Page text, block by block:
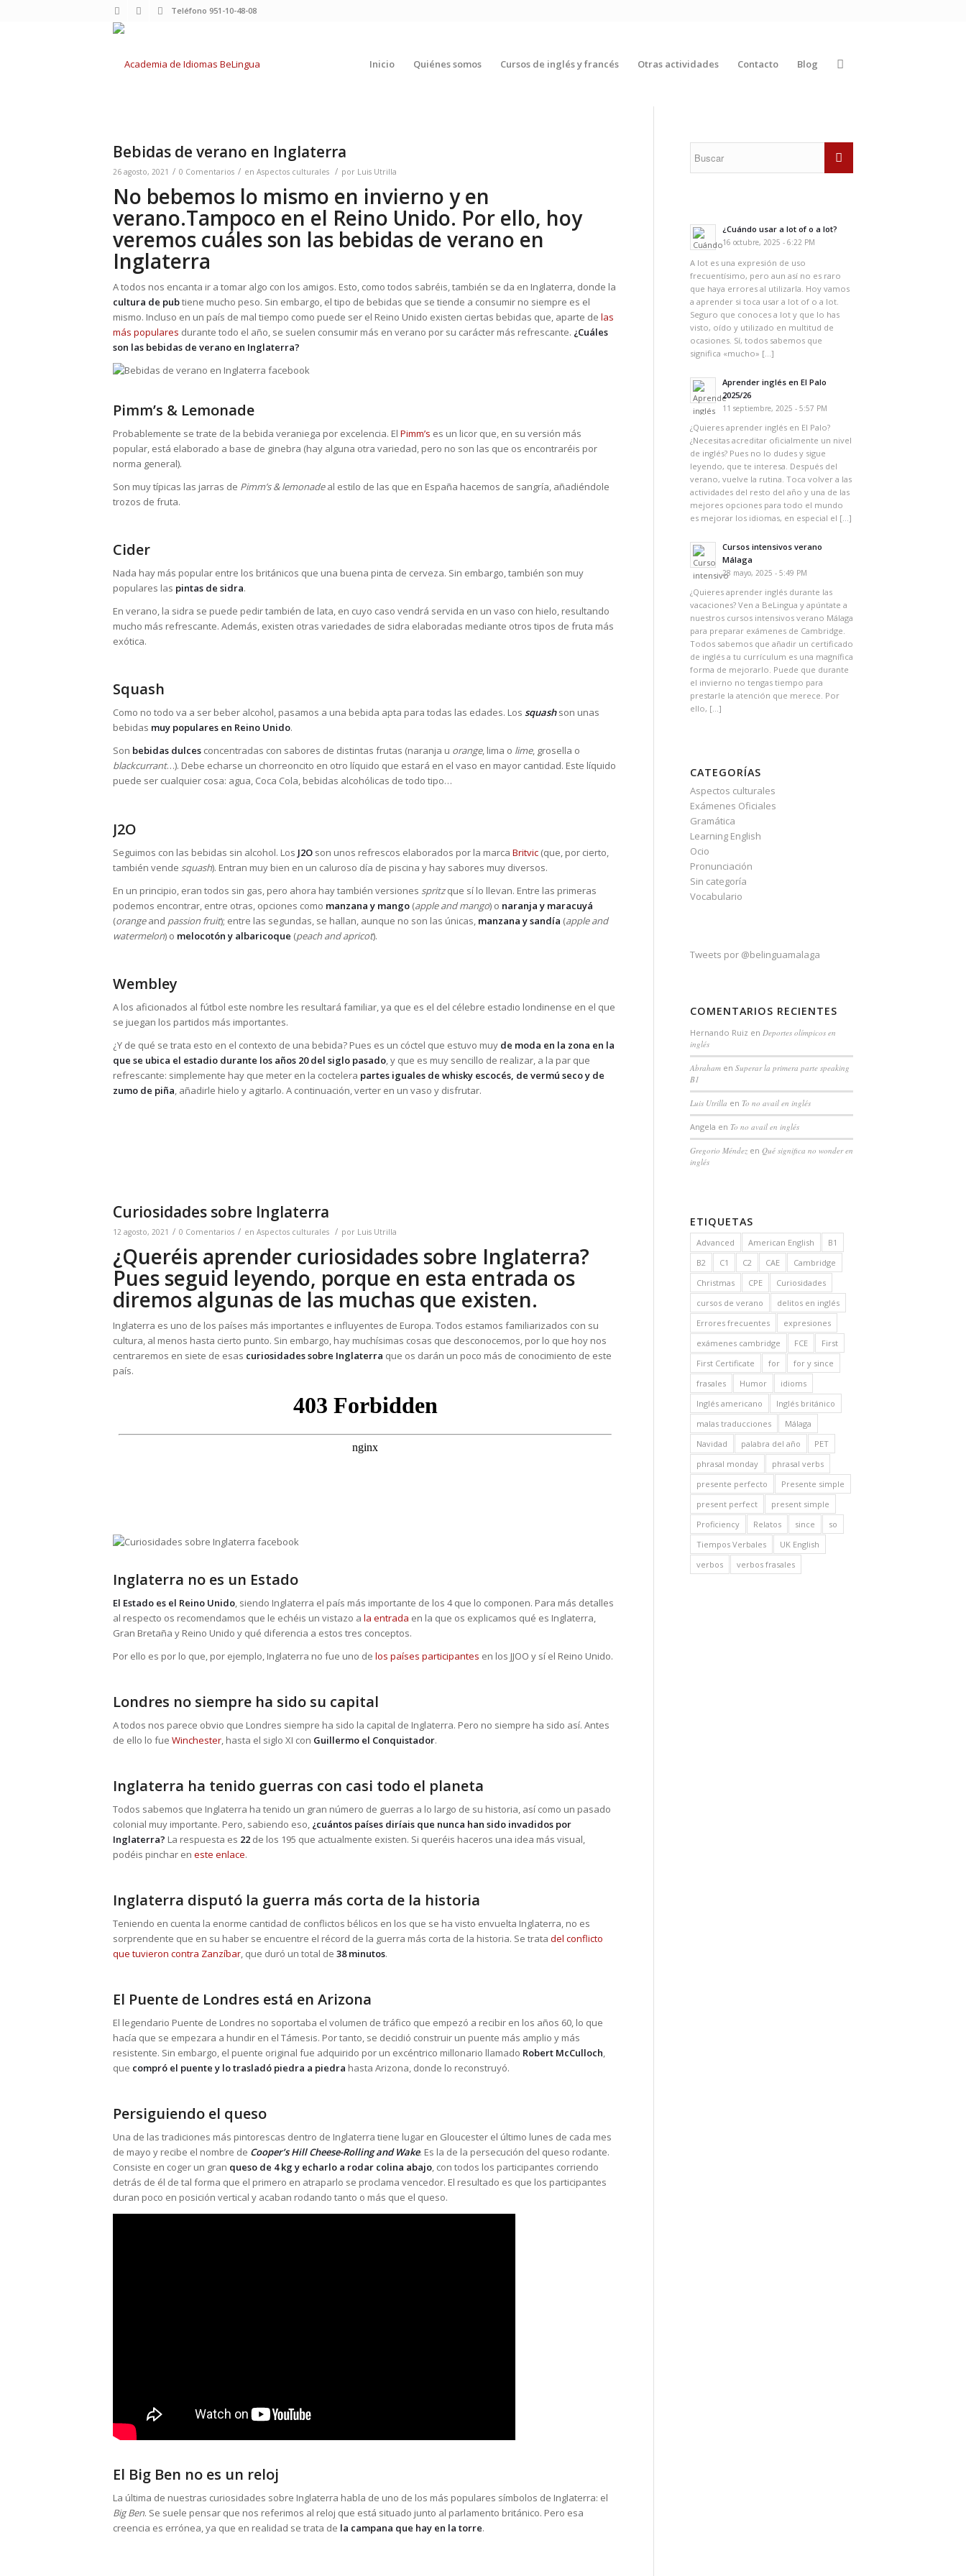
Teléfono 951-10-48-08
Inicio Quiénes somos Cursos de inglés y francés Otras actividades Contacto Blog
Bebidas de verano en Inglaterra
26 agosto, 2021 / 0 Comentarios / en Aspectos culturales / por Luis Utrilla
No bebemos lo mismo en invierno y en
verano.Tampoco en el Reino Unido. Por ello, hoy
veremos cuáles son las bebidas de verano en
Inglaterra
A todos nos encanta ir a tomar algo con los amigos. Esto, como todos sabréis, también se da en Inglaterra, donde la
cultura de pubtiene mucho peso. Sin embargo, el tipo de bebidas que se tiende a consumir no siempre es el
mismo. Incluso en un país de mal tiempo como puede ser el Reino Unido existen ciertas bebidas que, aparte de las
más populares durante todo el año, se suelen consumir más en verano por su carácter más refrescante. ¿Cuáles
son las bebidas de verano en Inglaterra?
Pimm’s & Lemonade
Probablemente se trate de la bebida veraniega por excelencia. El Pimm’s es un licor que, en su versión más
popular, está elaborado a base de ginebra (hay alguna otra variedad, pero no son las que os encontraréis por
norma general).
Son muy típicas las jarras de Pimm’s & lemonadeal estilo de las que en España hacemos de sangría, añadiéndole
trozos de fruta.
Cider
Nada hay más popular entre los británicos que una buena pinta de cerveza. Sin embargo, también son muy
populares las pintas de sidra.
En verano, la sidra se puede pedir también de lata, en cuyo caso vendrá servida en un vaso con hielo, resultando
mucho más refrescante. Además, existen otras variedades de sidra elaboradas mediante otros tipos de fruta más
exótica.
Squash
Como no todo va a ser beber alcohol, pasamos a una bebida apta para todas las edades. Los squashson unas
bebidas muy populares en Reino Unido.
Son bebidas dulces concentradas con sabores de distintas frutas (naranja u orange, lima o lime, grosella o
blackcurrant…). Debe echarse un chorreoncito en otro líquido que estará en el vaso en mayor cantidad. Este líquido
puede ser cualquier cosa: agua, Coca Cola, bebidas alcohólicas de todo tipo…
J2O
Seguimos con las bebidas sin alcohol. Los J2O son unos refrescos elaborados por la marca Britvic (que, por cierto,
también vende squash). Entran muy bien en un caluroso día de piscina y hay sabores muy diversos.
En un principio, eran todos sin gas, pero ahora hay también versiones spritzque sí lo llevan. Entre las primeras
podemos encontrar, entre otras, opciones como manzana y mango (apple and mango) o naranja y maracuyá
(orangeand passion fruit); entre las segundas, se hallan, aunque no son las únicas, manzana y sandía (apple and
watermelon) o melocotón y albaricoque (peach and apricot).
Wembley
A los aficionados al fútbol este nombre les resultará familiar, ya que es el del célebre estadio londinense en el que
se juegan los partidos más importantes.
¿Y de qué se trata esto en el contexto de una bebida? Pues es un cóctel que estuvo muy de moda en la zona en la
que se ubica el estadio durante los años 20 del siglo pasado, y que es muy sencillo de realizar, a la par que
refrescante: simplemente hay que meter en la coctelera partes iguales de whisky escocés, de vermú seco y de
zumo de piña, añadirle hielo y agitarlo. A continuación, verter en un vaso y disfrutar.
Curiosidades sobre Inglaterra
12 agosto, 2021 / 0 Comentarios / en Aspectos culturales / por Luis Utrilla
¿Queréis aprender curiosidades sobre Inglaterra?
Pues seguid leyendo, porque en esta entrada os
diremos algunas de las muchas que existen.
Inglaterra es uno de los países más importantes e influyentes de Europa. Todos estamos familiarizados con su
cultura, al menos hasta cierto punto. Sin embargo, hay muchísimas cosas que desconocemos, por lo que hoy nos
centraremos en siete de esas curiosidades sobre Inglaterra que os darán un poco más de conocimiento de este
país.
Inglaterra no es un Estado
El Estado es el Reino Unido, siendo Inglaterra el país más importante de los 4 que lo componen. Para más detalles
al respecto os recomendamos que le echéis un vistazo a la entrada en la que os explicamos qué es Inglaterra,
Gran Bretaña y Reino Unido y qué diferencia a estos tres conceptos.
Por ello es por lo que, por ejemplo, Inglaterra no fue uno de los países participantes en los JJOO y sí el Reino Unido.
Londres no siempre ha sido su capital
A todos nos parece obvio que Londres siempre ha sido la capital de Inglaterra. Pero no siempre ha sido así. Antes
de ello lo fue Winchester, hasta el siglo XI con Guillermo el Conquistador.
Inglaterra ha tenido guerras con casi todo el planeta
Todos sabemos que Inglaterra ha tenido un gran número de guerras a lo largo de su historia, así como un pasado
colonial muy importante. Pero, sabiendo eso, ¿cuántos países diríais que nunca han sido invadidos por
Inglaterra? La respuesta es 22 de los 195 que actualmente existen. Si queréis haceros una idea más visual,
podéis pinchar en este enlace.
Inglaterra disputó la guerra más corta de la historia
Teniendo en cuenta la enorme cantidad de conflictos bélicos en los que se ha visto envuelta Inglaterra, no es
sorprendente que en su haber se encuentre el récord de la guerra más corta de la historia. Se trata del conflicto
que tuvieron contra Zanzíbar, que duró un total de 38 minutos.
El Puente de Londres está en Arizona
El legendario Puente de Londres no soportaba el volumen de tráfico que empezó a recibir en los años 60, lo que
hacía que se empezara a hundir en el Támesis. Por tanto, se decidió construir un puente más amplio y más
resistente. Sin embargo, el puente original fue adquirido por un excéntrico millonario llamado Robert McCulloch,
que compró el puente y lo trasladó piedra a piedra hasta Arizona, donde lo reconstruyó.
Persiguiendo el queso
Una de las tradiciones más pintorescas dentro de Inglaterra tiene lugar en Gloucester el último lunes de cada mes
de mayo y recibe el nombre de Cooper’s Hill Cheese-Rolling and Wake. Es la de la persecución del queso rodante.
Consiste en coger un gran queso de 4 kg y echarlo a rodar colina abajo, con todos los participantes corriendo
detrás de él de tal forma que el primero en atraparlo se proclama vencedor. El resultado es que los participantes
duran poco en posición vertical y acaban rodando tanto o más que el queso.
El Big Ben no es un reloj
La última de nuestras curiosidades sobre Inglaterra habla de uno de los más populares símbolos de Inglaterra: el
Big Ben. Se suele pensar que nos referimos al reloj que está situado junto al parlamento británico. Pero esa
creencia es errónea, ya que en realidad se trata de la campana que hay en la torre.
¿Cuándo usar a lot of o a lot?
16 octubre, 2025 - 6:22 PM
A lot es una expresión de uso
frecuentísimo, pero aun así no es raro
que haya errores al utilizarla. Hoy vamos
a aprender si toca usar a lot of o a lot.
Seguro que conoces a lot y que lo has
visto, oído y utilizado en multitud de
ocasiones. Sí, todos sabemos que
significa «mucho» […]
Aprender inglés en El Palo
2025/26
11 septiembre, 2025 - 5:57 PM
¿Quieres aprender inglés en El Palo?
¿Necesitas acreditar oficialmente un nivel
de inglés? Pues no lo dudes y sigue
leyendo, que te interesa. Después del
verano, vuelve la rutina. Toca volver a las
actividades del resto del año y una de las
mejores opciones para todo el mundo
es mejorar los idiomas, en especial el […]
Cursos intensivos verano
Málaga
28 mayo, 2025 - 5:49 PM
¿Quieres aprender inglés durante las
vacaciones? Ven a BeLingua y apúntate a
nuestros cursos intensivos verano Málaga
para preparar exámenes de Cambridge.
Todos sabemos que añadir un certificado
de inglés a tu currículum es una magnífica
forma de mejorarlo. Puede que durante
el invierno no tengas tiempo para
prestarle la atención que merece. Por
ello, […]
CATEGORÍAS
Aspectos culturales
Exámenes Oficiales
Gramática
Learning English
Ocio
Pronunciación
Sin categoría
Vocabulario
Tweets por @belinguamalaga
COMENTARIOS RECIENTES
Hernando Ruiz en Deportes olímpicos en
inglés
Abrahamen Superar la primera parte speaking
B1
Luis Utrilla en To no avail en inglés
Angela en To no avail en inglés
Gregorio Méndezen Qué significa no wonder en
inglés
ETIQUETAS
Advanced American English
B1
B2
C1 C2 CAE
Cambridge
Christmas
CPE
Curiosidades
cursos de verano
delitos en inglés
Errores frecuentes
expresiones
exámenes cambridge
FCE
First
First Certificate
for
for y since
frasales
Humor
idioms
Inglés americano
Inglés británico
malas traducciones
Málaga
Navidad
palabra del año
PET
phrasal monday
phrasal verbs
presente perfecto
Presente simple
present perfect
present simple
Proficiency
Relatos since
so
Tiempos Verbales
UK English
verbos
verbos frasales